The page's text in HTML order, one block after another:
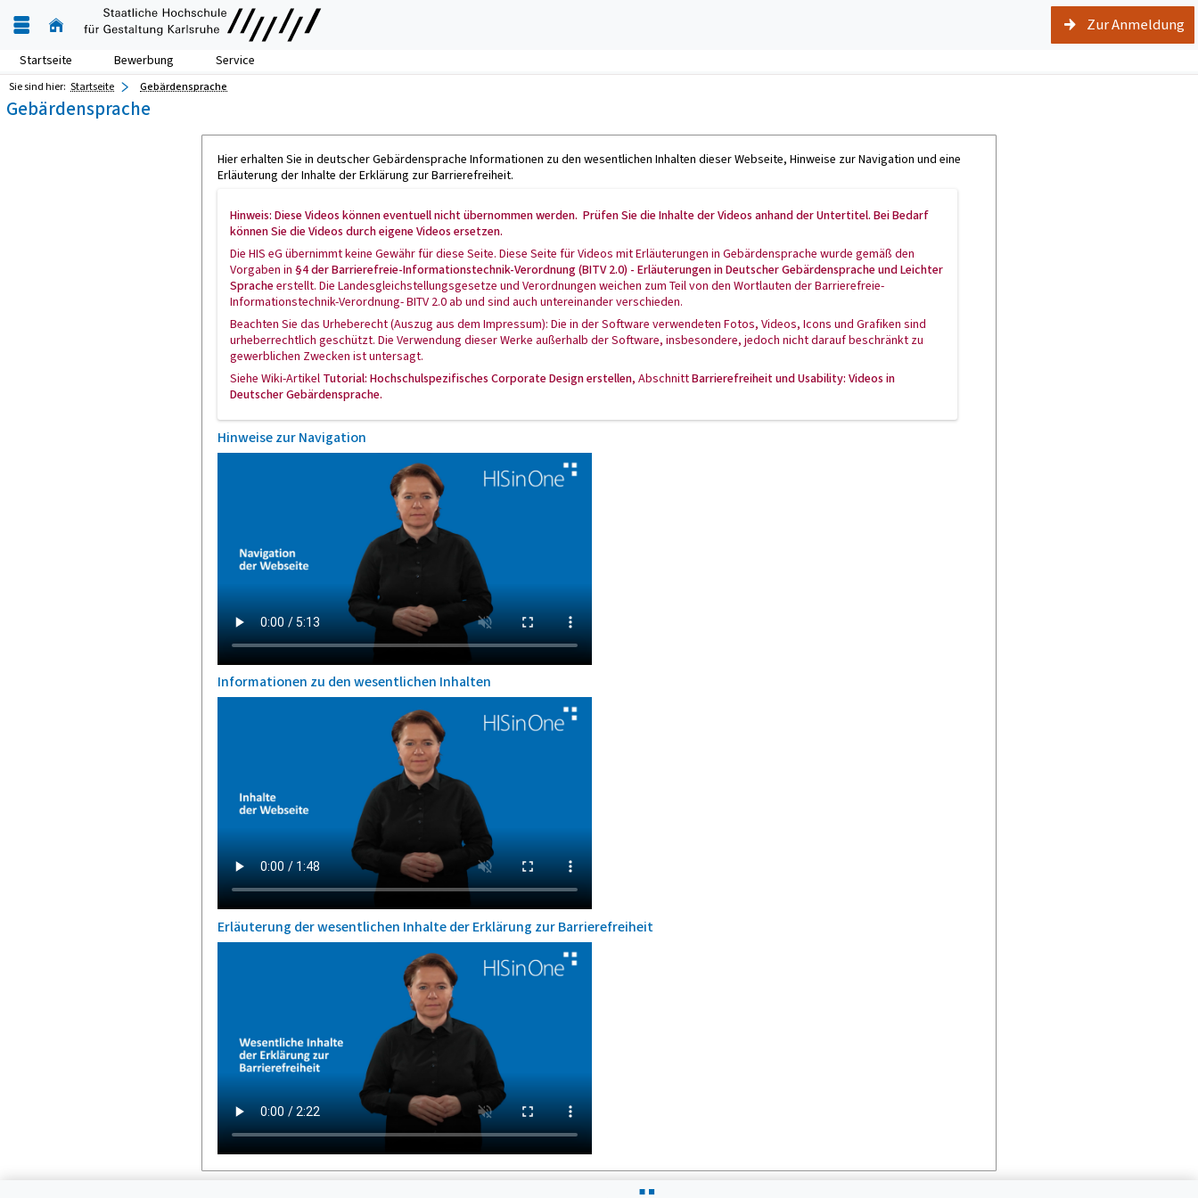
Zur Anmeldung
Startseite Bewerbung Service
Sie sind hier: Startseite Gebärdensprache
Gebärdensprache
Hier erhalten Sie in deutscher Gebärdensprache Informationen zu den wesentlichen Inhalten dieser Webseite, Hinweise zur Navigation und eine
Erläuterung der Inhalte der Erklärung zur Barrierefreiheit.
Hinweis: Diese Videos können eventuell nicht übernommen werden. Prüfen Sie die Inhalte der Videos anhand der Untertitel. Bei Bedarf
können Sie die Videos durch eigene Videos ersetzen.
Die HIS eG übernimmt keine Gewähr für diese Seite. Diese Seite für Videos mit Erläuterungen in Gebärdensprache wurde gemäß den
Vorgaben in §4 der Barrierefreie-Informationstechnik-Verordnung (BITV 2.0) - Erläuterungen in Deutscher Gebärdensprache und Leichter
Spracheerstellt. Die Landesgleichstellungsgesetze und Verordnungen weichen zum Teil von den Wortlauten der Barrierefreie-
Informationstechnik-Verordnung- BITV 2.0 ab und sind auch untereinander verschieden.
Beachten Sie das Urheberecht (Auszug aus dem Impressum): Die in der Software verwendeten Fotos, Videos, Icons und Grafiken sind
urheberrechtlich geschützt. Die Verwendung dieser Werke außerhalb der Software, insbesondere, jedoch nicht darauf beschränkt zu
gewerblichen Zwecken ist untersagt.
Siehe Wiki-Artikel Tutorial: Hochschulspezifisches Corporate Design erstellen, AbschnittBarrierefreiheit und Usability: Videos in
Deutscher Gebärdensprache.
Hinweise zur Navigation
Informationen zu den wesentlichen Inhalten
Erläuterung der wesentlichen Inhalte der Erklärung zur Barrierefreiheit